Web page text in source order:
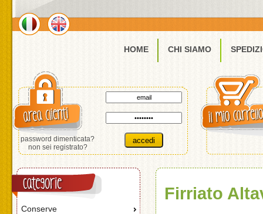
HOME CHI SIAMO
password dimenticata?
non sei registrato?
Conserve
Firriato